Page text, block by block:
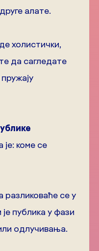
алате.
холистички,
да сагледате
коме се
разликоваће се у
публика у фази
одлучивања.